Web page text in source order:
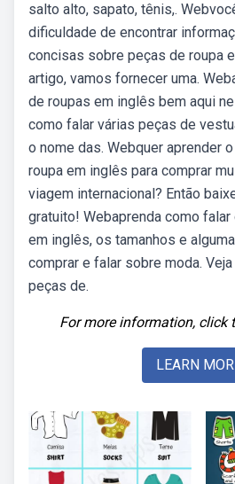
salto alto, sapato, tênis,.
dificuldade de encontrar
concisas sobre peças de roupa
artigo, vamos fornecer uma.
de roupas em inglês bem aqui
como falar várias peças de
o nome das. Webquer aprender
roupa em inglês para comprar
viagem internacional? Então
gratuito! Webaprenda como
em inglês, os tamanhos e
comprar e falar sobre moda.
peças de.
For more information, click
LEARN